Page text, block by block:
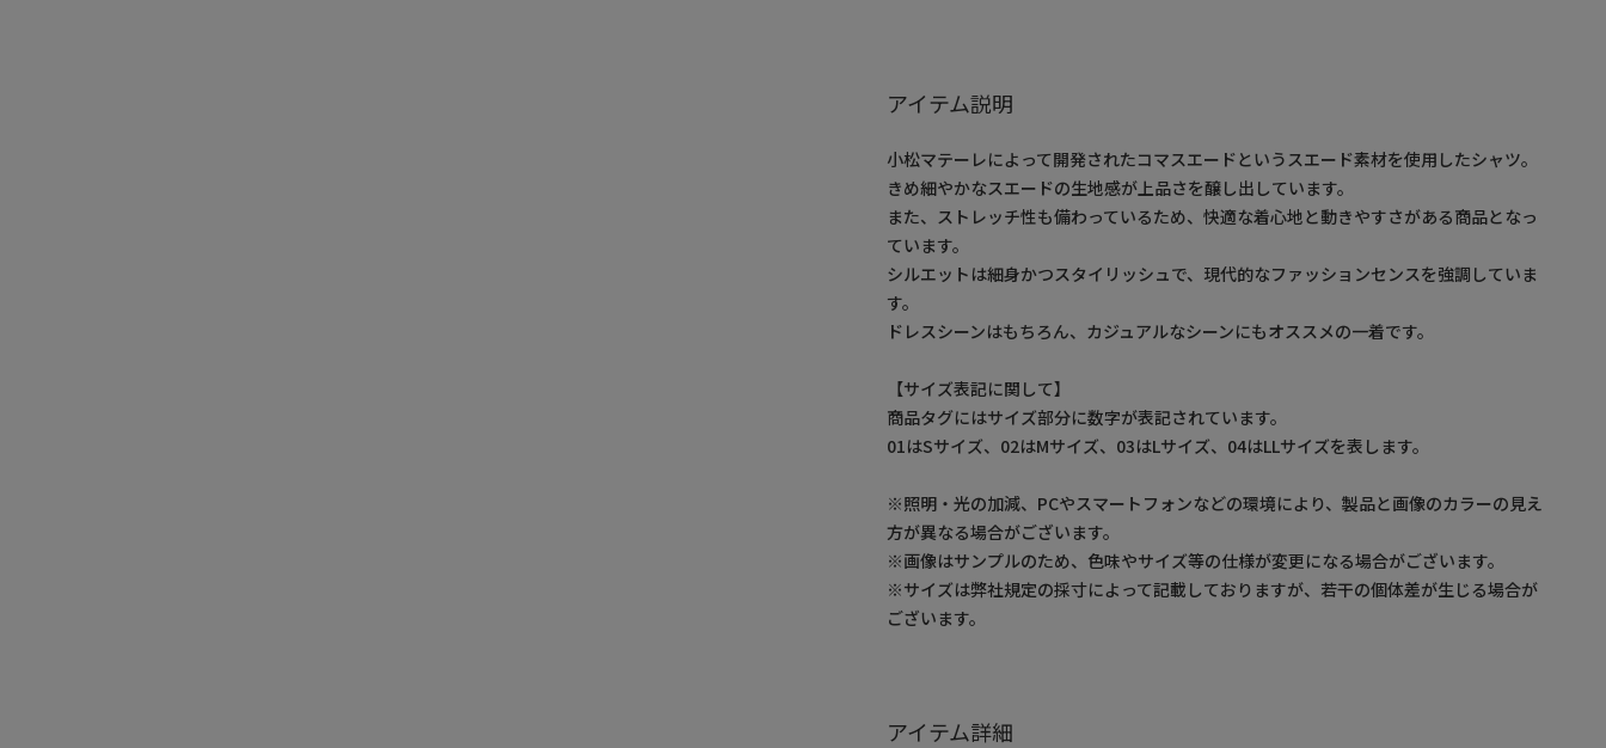
アイテム説明
小松マテーレによって開発されたコマスエードというスエード素材を使用したシャツ。
きめ細やかなスエードの生地感が上品さを醸し出しています。
また、ストレッチ性も備わっているため、快適な着心地と動きやすさがある商品となっ
ています。
シルエットは細身かつスタイリッシュで、現代的なファッションセンスを強調していま
す。
ドレスシーンはもちろん、カジュアルなシーンにもオススメの一着です。
【サイズ表記に関して】
商品タグにはサイズ部分に数字が表記されています。
01はSサイズ、02はMサイズ、03はLサイズ、04はLLサイズを表します。
※照明・光の加減、PCやスマートフォンなどの環境により、製品と画像のカラーの見え
方が異なる場合がございます。
※画像はサンプルのため、色味やサイズ等の仕様が変更になる場合がございます。
※サイズは弊社規定の採寸によって記載しておりますが、若干の個体差が生じる場合が
ございます。
アイテム詳細